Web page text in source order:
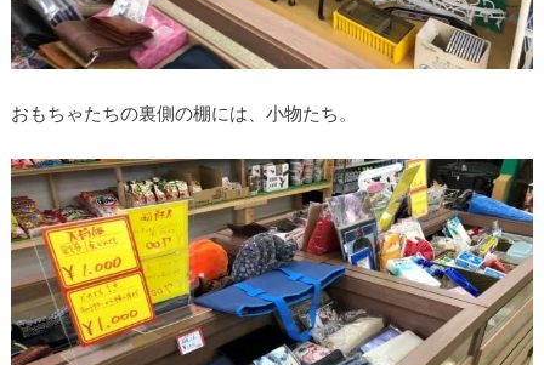
おもちゃたちの裏側の棚には、小物たち。